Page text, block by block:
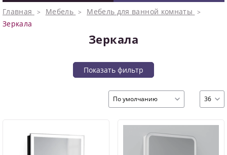
Главная Мебель
Мебель для ванной комнаты
Зеркала
Зеркала
Показать фильтр
По умолчанию 36